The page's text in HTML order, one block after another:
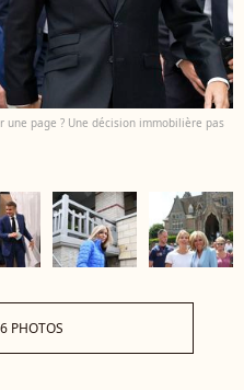
page ? Une décision immobilière pas
PHOTOS